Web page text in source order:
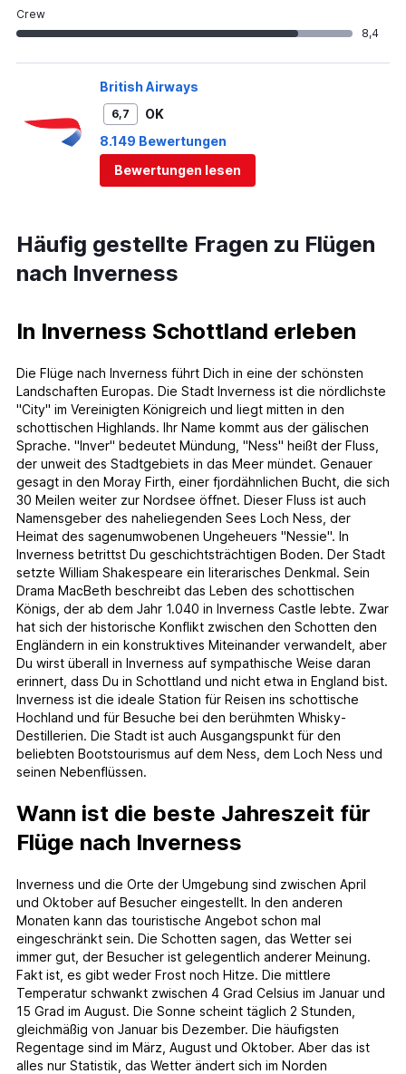
Crew
8,4
British Airways
6,7
OK
8.149 Bewertungen
Bewertungen lesen
Häufig gestellte Fragen zu Flügen
nach Inverness
In Inverness Schottland erleben
Die Flüge nach Inverness führt Dich in eine der schönsten
Landschaften Europas. Die Stadt Inverness ist die nördlichste
"City" im Vereinigten Königreich und liegt mitten in den
schottischen Highlands. Ihr Name kommt aus der gälischen
Sprache. "Inver" bedeutet Mündung, "Ness" heißt der Fluss,
der unweit des Stadtgebiets in das Meer mündet. Genauer
gesagt in den Moray Firth, einer fjordähnlichen Bucht, die sich
30 Meilen weiter zur Nordsee öffnet. Dieser Fluss ist auch
Namensgeber des naheliegenden Sees Loch Ness, der
Heimat des sagenumwobenen Ungeheuers "Nessie". In
Inverness betrittst Du geschichtsträchtigen Boden. Der Stadt
setzte William Shakespeare ein literarisches Denkmal. Sein
Drama MacBeth beschreibt das Leben des schottischen
Königs, der ab dem Jahr 1.040 in Inverness Castle lebte. Zwar
hat sich der historische Konflikt zwischen den Schotten den
Engländern in ein konstruktives Miteinander verwandelt, aber
Du wirst überall in Inverness auf sympathische Weise daran
erinnert, dass Du in Schottland und nicht etwa in England bist.
Inverness ist die ideale Station für Reisen ins schottische
Hochland und für Besuche bei den berühmten Whisky-
Destillerien. Die Stadt ist auch Ausgangspunkt für den
beliebten Bootstourismus auf dem Ness, dem Loch Ness und
seinen Nebenflüssen.
Wann ist die beste Jahreszeit für
Flüge nach Inverness
Inverness und die Orte der Umgebung sind zwischen April
und Oktober auf Besucher eingestellt. In den anderen
Monaten kann das touristische Angebot schon mal
eingeschränkt sein. Die Schotten sagen, das Wetter sei
immer gut, der Besucher ist gelegentlich anderer Meinung.
Fakt ist, es gibt weder Frost noch Hitze. Die mittlere
Temperatur schwankt zwischen 4 Grad Celsius im Januar und
15 Grad im August. Die Sonne scheint täglich 2 Stunden,
gleichmäßig von Januar bis Dezember. Die häufigsten
Regentage sind im März, August und Oktober. Aber das ist
alles nur Statistik, das Wetter ändert sich im Norden